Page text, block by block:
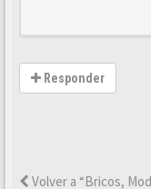
Responder
Volver a “Bricos,